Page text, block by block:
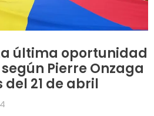
última oportunidad
Pierre Onzaga
21 de abril